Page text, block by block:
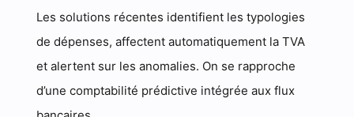
Les solutions récentes identifient les typologies
de dépenses, affectent automatiquement la TVA
et alertent sur les anomalies. On se rapproche
d’une comptabilité prédictive intégrée aux flux